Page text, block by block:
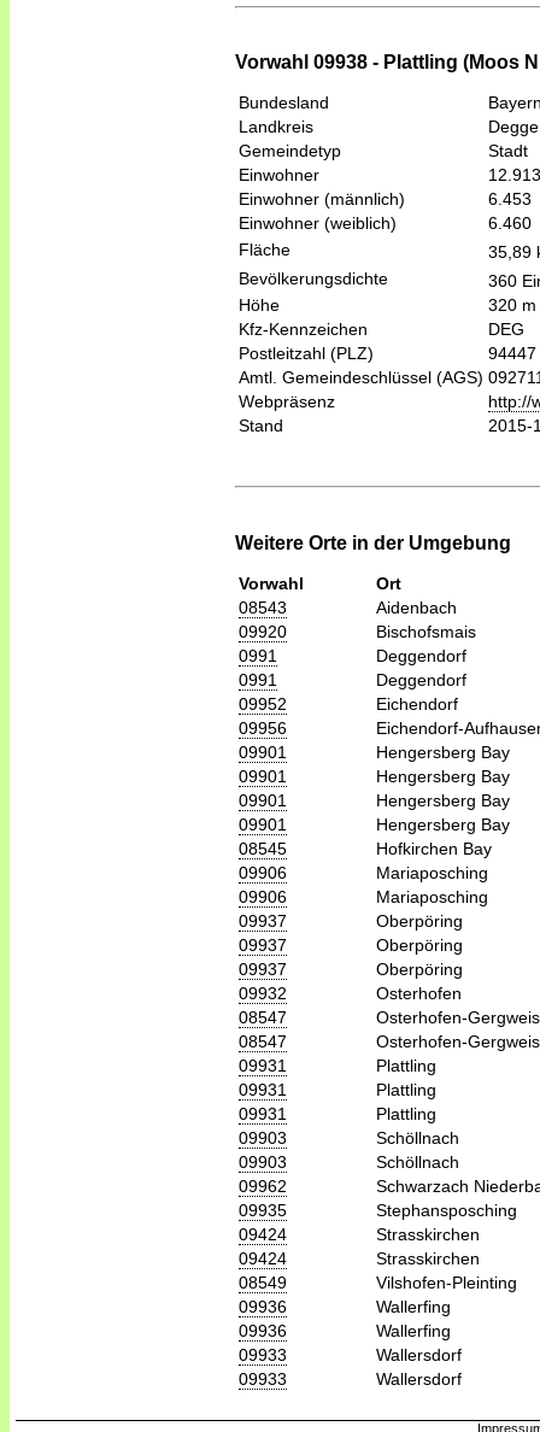
Vorwahl 09938 - Plattling (Moos
Bundesland
Landkreis
Gemeindetyp
Stadt
Einwohner
12.913
Einwohner (männlich)
6.453
Einwohner (weiblich)
6.460
Fläche
35,89
Bevölkerungsdichte
360
Höhe
320 m
Kfz-Kennzeichen
DEG
Postleitzahl (PLZ)
94447
Amtl. Gemeindeschlüssel (AGS)
Webpräsenz
http://
Stand
2015-
Weitere Orte in der Umgebung
Vorwahl
Ort
08543
Aidenbach
09920
Bischofsmais
0991
Deggendorf
0991
Deggendorf
09952
Eichendorf
09956
Eichendorf-
09901
Hengersberg Bay
09901
Hengersberg Bay
09901
Hengersberg Bay
09901
Hengersberg Bay
08545
Hofkirchen Bay
09906
Mariaposching
09906
Mariaposching
09937
Oberpöring
09937
Oberpöring
09937
Oberpöring
09932
Osterhofen
08547
Osterhofen-Gergweis
08547
Osterhofen-Gergweis
09931
Plattling
09931
Plattling
09931
Plattling
09903
Schöllnach
09903
Schöllnach
09962
Schwarzach
09935
Stephansposching
09424
Strasskirchen
09424
Strasskirchen
08549
Vilshofen-Pleinting
09936
Wallerfing
09936
Wallerfing
09933
Wallersdorf
09933
Wallersdorf